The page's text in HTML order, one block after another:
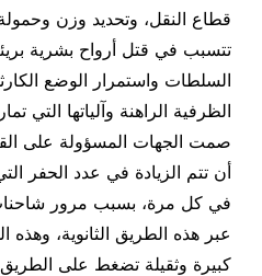
قطاع النقل، وتحديد وزن
تتسبب في قتل أرواح بشرية
السلطات واستمرار الوضع
الظرفية الراهنة وآلياتها التي
صمت الجهات المسؤولة على
أن تتم الزيادة في عدد الحفر
في كل مرة، بسبب مرور شاحنات
عبر هذه الطريق الثانوية، وهذه
كبيرة وثقيلة تضغط على